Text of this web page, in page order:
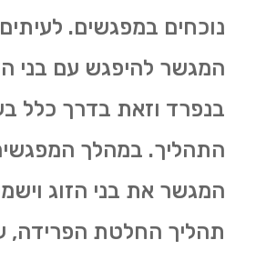
נוכחים במפגשים.
המגשר להיפגש עם בני
בנפרד וזאת בדרך כלל
התהליך. במהלך
המגשר את בני הזוג
תהליך החלטת הפרידה,